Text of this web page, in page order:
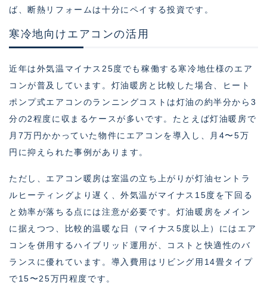
ば、断熱リフォームは十分にペイする投資です。
寒冷地向けエアコンの活用
近年は外気温マイナス25度でも稼働する寒冷地仕様のエア
コンが普及しています。灯油暖房と比較した場合、ヒート
ポンプ式エアコンのランニングコストは灯油の約半分から3
分の2程度に収まるケースが多いです。たとえば灯油暖房で
月7万円かかっていた物件にエアコンを導入し、月4〜5万
円に抑えられた事例があります。
ただし、エアコン暖房は室温の立ち上がりが灯油セントラ
ルヒーティングより遅く、外気温がマイナス15度を下回る
と効率が落ちる点には注意が必要です。灯油暖房をメイン
に据えつつ、比較的温暖な日（マイナス5度以上）にはエア
コンを併用するハイブリッド運用が、コストと快適性のバ
ランスに優れています。導入費用はリビング用14畳タイプ
で15〜25万円程度です。